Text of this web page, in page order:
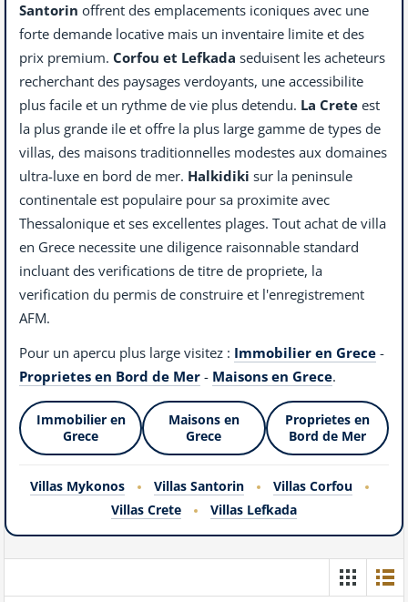
Santorin offrent des emplacements iconiques avec une
forte demande locative mais un inventaire limite et des
prix premium. Corfou et Lefkada seduisent les acheteurs
recherchant des paysages verdoyants, une accessibilite
plus facile et un rythme de vie plus detendu. La Crete est
la plus grande ile et offre la plus large gamme de types de
villas, des maisons traditionnelles modestes aux domaines
ultra-luxe en bord de mer. Halkidiki sur la peninsule
continentale est populaire pour sa proximite avec
Thessalonique et ses excellentes plages. Tout achat de villa
en Grece necessite une diligence raisonnable standard
incluant des verifications de titre de propriete, la
verification du permis de construire et l'enregistrement
AFM.
Pour un apercu plus large visitez : Immobilier en Grece -
Proprietes en Bord de Mer - Maisons en Grece.
Immobilier en
Grece
Maisons en
Grece
Proprietes en
Bord de Mer
Villas Mykonos Villas Santorin
Villas Corfou
Villas Crete
Villas Lefkada